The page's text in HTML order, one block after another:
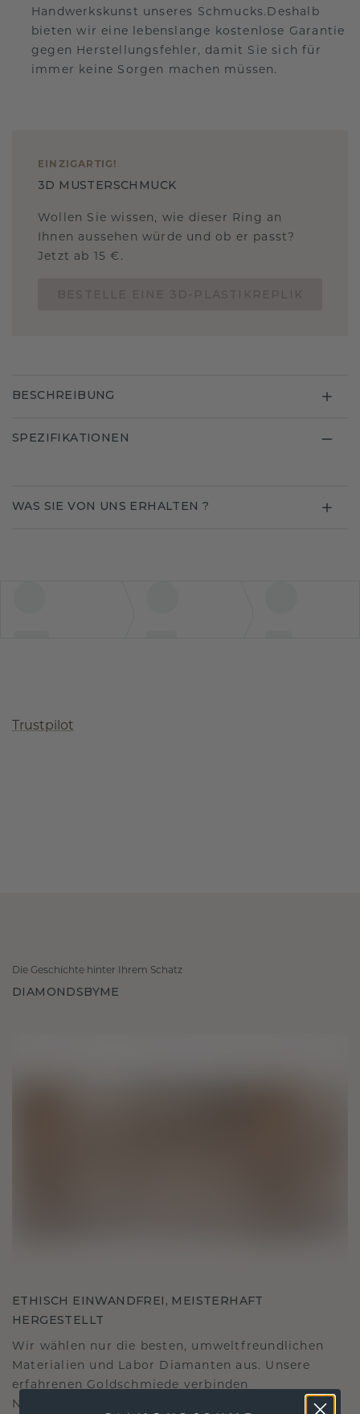
Handwerkskunst unseres Schmucks.Deshalb
bieten wir eine lebenslange kostenlose Garantie
gegen Herstellungsfehler, damit Sie sich für
immer keine Sorgen machen müssen.
EINZIGARTIG !
3D MUSTERSCHMUCK
Wollen Sie wissen, wie dieser Ring an
Ihnen aussehen würde und ob er passt?
Jetzt ab 15 €.
BESCHREIBUNG
SPEZIFIKATIONEN
WAS SIE VON UNS ERHALTEN ?
Trustpilot
Die Geschichte hinter Ihrem Schatz
DIAMONDSBYME
ETHISCH EINWANDFREI, MEISTERHAFT
HERGESTELLT
Wir wählen nur die besten, umweltfreundlichen
Materialien und Labor Diamanten aus. Unsere
erfahrenen Goldschmiede verbinden
Nachhaltigkeit mit beispielloser Handwerkskunst